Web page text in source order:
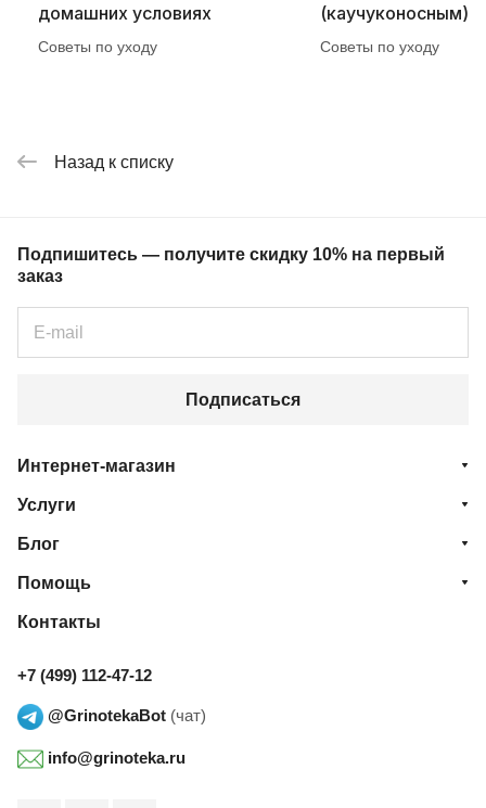
домашних условиях
Советы по уходу
(каучуконосным)
Советы по уходу
Назад к списку
Подпишитесь — получите скидку 10% на первый
заказ
Подписаться
Интернет-магазин
Услуги
Блог
Помощь
Контакты
+7 (499) 112-47-12
@GrinotekaBot (чат)
info@grinoteka.ru